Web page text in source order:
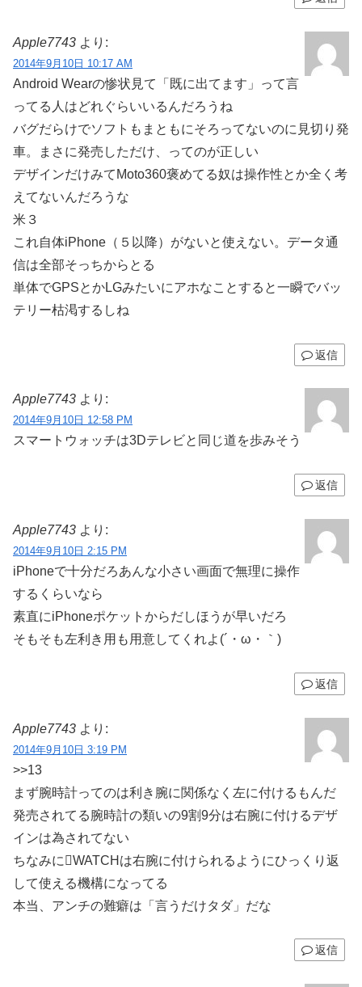
Apple7743 より:
2014年9月10日 10:17 AM
Android Wearの惨状見て「既に出てます」って言
ってる人はどれぐらいいるんだろうね
バグだらけでソフトもまともにそろってないのに見切り発
車。まさに発売しただけ、ってのが正しい
デザインだけみてMoto360褒めてる奴は操作性とか全く考
えてないんだろうな
米３
これ自体iPhone（５以降）がないと使えない。データ通
信は全部そっちからとる
単体でGPSとかLGみたいにアホなことすると一瞬でバッ
テリー枯渇するしね
返信
Apple7743 より:
2014年9月10日 12:58 PM
スマートウォッチは3Dテレビと同じ道を歩みそう
返信
Apple7743 より:
2014年9月10日 2:15 PM
iPhoneで十分だろあんな小さい画面で無理に操作
するくらいなら
素直にiPhoneポケットからだしほうが早いだろ
そもそも左利き用も用意してくれよ(´・ω・｀)
返信
Apple7743 より:
2014年9月10日 3:19 PM
>>13
まず腕時計ってのは利き腕に関係なく左に付けるもんだ
発売されてる腕時計の類いの9割9分は右腕に付けるデザ
インは為されてない
ちなみにWATCHは右腕に付けられるようにひっくり返
して使える機構になってる
本当、アンチの難癖は「言うだけタダ」だな
返信